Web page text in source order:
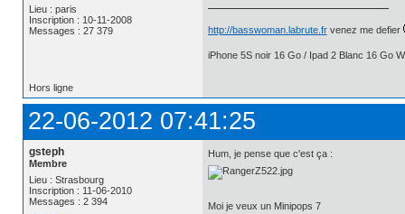
Lieu : paris
Inscription : 10-11-2008
Messages : 27 379
http://basswoman.labrute.frvenez me defier
iPhone 5S noir 16 Go / Ipad 2 Blanc 16 Go
Hors ligne
22-06-2012 07:41:25
gsteph
Membre
Lieu : Strasbourg
Inscription : 11-06-2010
Messages : 2 394
Hum, je pense que c'est ça :
Moi je veux un Minipops 7